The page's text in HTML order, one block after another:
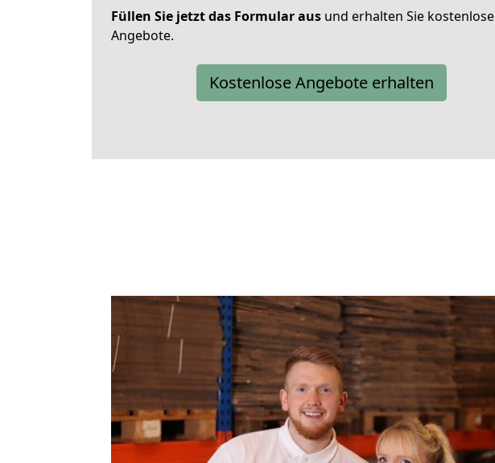
Füllen Sie jetzt das Formular aus und erhalten Sie kostenlose
Angebote.
Kostenlose Angebote erhalten